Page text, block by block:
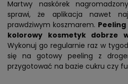
Martwy naskórek
sprawi, że aplikacja nawet
prawdziwym koszmarem.
kolorowy kosmetyk dobrze
Wykonuj go regularnie raz w
się na gotowy peeling z
przygotować na bazie cukru czy